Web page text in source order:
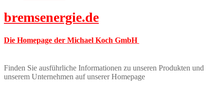
bremsenergie.de
Die Homepage der Michael Koch GmbH
Finden Sie ausführliche Informationen zu unseren Produkten und
unserem Unternehmen auf unserer Homepage